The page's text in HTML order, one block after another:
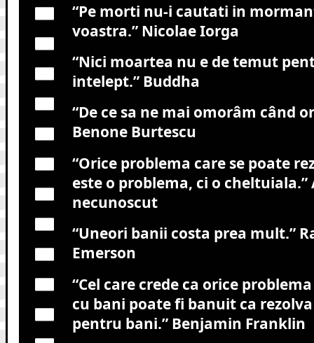
“Pe morti nu-i cautati in
voastra.”Nicolae Iorga
“Nici moartea nu e de temut
intelept.”Buddha
“De ce sa ne mai omorâm când
Benone Burtescu
“Orice problema care se poate
este o problema, ci o cheltuiala.”
necunoscut
“Uneori banii costa prea mult.”
Emerson
“Cel care crede ca orice
cu bani poate fi banuit ca
pentru bani.”Benjamin Franklin